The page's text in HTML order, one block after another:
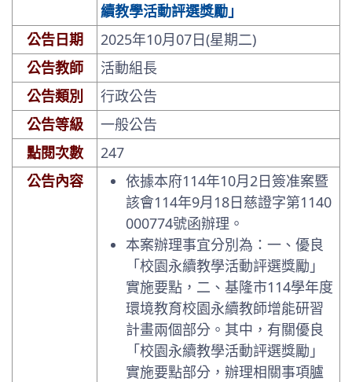
續教學活動評選獎勵」
公告日期
2025年10月07日(星期二)
公告教師
活動組長
公告類別
行政公告
公告等級
一般公告
點閱次數
247
公告內容
依據本府114年10月2日簽准案暨
該會114年9月18日慈證字第1140
000774號函辦理。
本案辦理事宜分別為：一、優良
「校園永續教學活動評選獎勵」
實施要點，二、基隆市114學年度
環境教育校園永續教師增能研習
計畫兩個部分。其中，有關優良
「校園永續教學活動評選獎勵」
實施要點部分，辦理相關事項臚